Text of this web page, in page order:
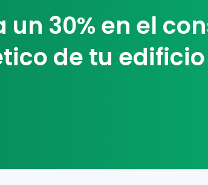
30% en el
de tu edificio